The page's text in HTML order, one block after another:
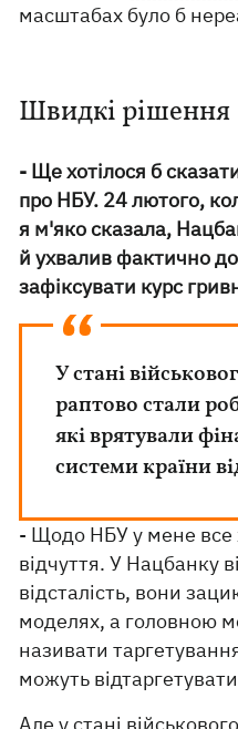
масштабах було б
Швидкі рішення
- Ще хотілося б
про НБУ. 24 лютого,
я м'яко сказала,
й ухвалив фактично
зафіксувати курс
У стані
раптово стали
які врятували
системи країни
- Щодо НБУ у мене все
відчуття. У Нацбанку
відсталість, вони
моделях, а головною
називати
можуть